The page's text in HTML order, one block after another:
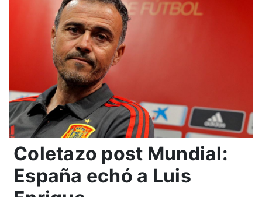
Coletazo post Mundial:
España echó a Luis